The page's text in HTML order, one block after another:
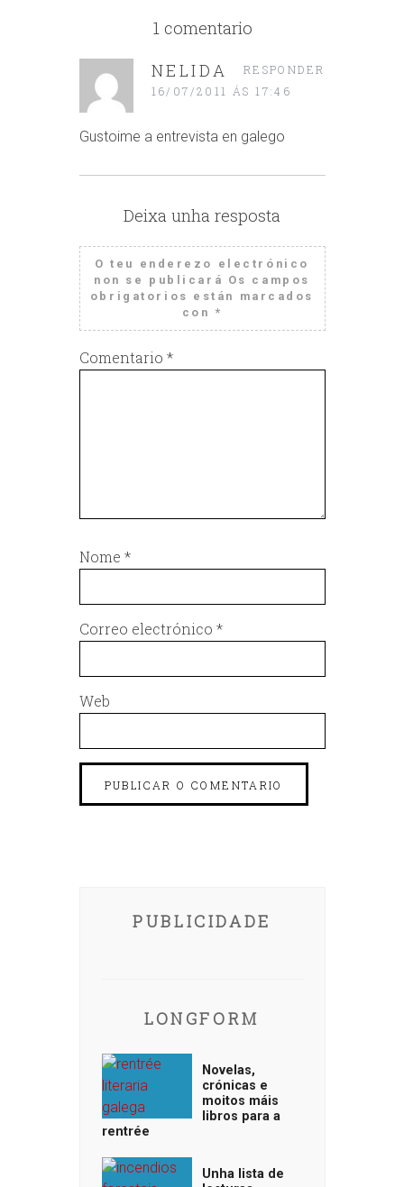
1 comentario
NELIDA
16/07/2011 ÁS 17:46
Gustoime a entrevista en galego
RESPONDER
Deixa unha resposta
O teu enderezo electrónico
non se publicará Os campos
obrigatorios están marcados
con *
Comentario *
Nome *
Correo electrónico *
Web
PUBLICIDADE
LONGFORM
Novelas,
crónicas e
moitos máis
libros para a
rentrée
Unha lista de